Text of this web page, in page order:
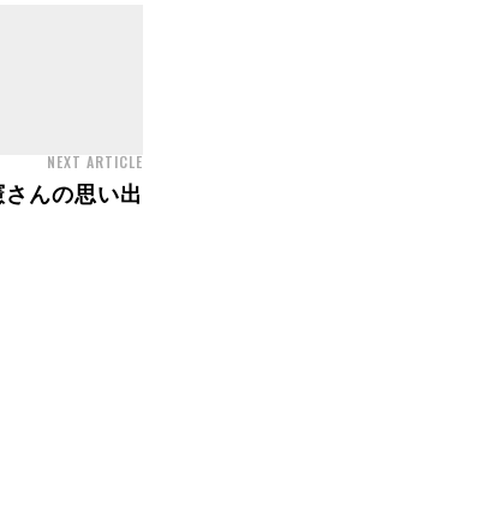
NEXT ARTICLE
んの思い出